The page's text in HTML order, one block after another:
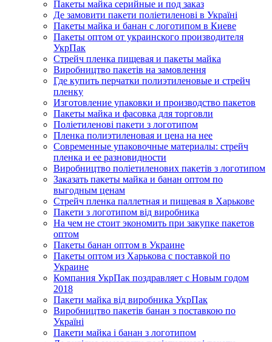
Пакеты майка серийные и под заказ
Де замовити пакети поліетиленові в Україні
Пакеты майка и банан с логотипом в Киеве
Пакеты оптом от украинского производителя
УкрПак
Стрейч пленка пищевая и пакеты майка
Виробництво пакетів на замовлення
Где купить перчатки полиэтиленовые и стрейч
пленку
Изготовление упаковки и производство пакетов
Пакеты майка и фасовка для торговли
Поліетиленові пакети з логотипом
Пленка полиэтиленовая и цена на нее
Современные упаковочные материалы: стрейч
пленка и ее разновидности
Виробництво поліетиленових пакетів з логотипом
Заказать пакеты майка и банан оптом по
выгодным ценам
Стрейч пленка паллетная и пищевая в Харькове
Пакети з логотипом від виробника
На чем не стоит экономить при закупке пакетов
оптом
Пакеты банан оптом в Украине
Пакеты оптом из Харькова с поставкой по
Украине
Компания УкрПак поздравляет с Новым годом
2018
Пакети майка від виробника УкрПак
Виробництво пакетів банан з поставкою по
Україні
Пакети майка і банан з логотипом